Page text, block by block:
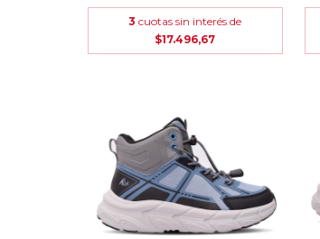
3 cuotas sin interés de
$17.496,67